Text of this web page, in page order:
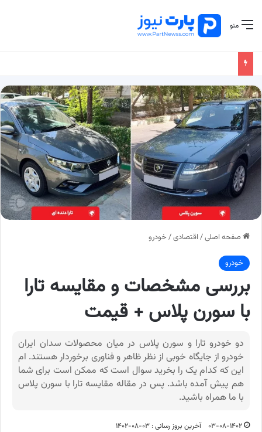
منو
صفحه اصلی/ اقتصادی/ خودرو
خودرو
بررسی مشخصات و مقایسه تارا
با سورن پلاس + قیمت
دو خودرو تارا و سورن پلاس در میان محصولات سدان ایران
خودرو از جایگاه خوبی از نظر ظاهر و فناوری برخوردار هستند. ام
این که کدام یک را بخرید سوال است که ممکن است برای شما
هم پیش آمده باشد. پس در مقاله مقایسه تارا با سورن پلاس
با ما همراه باشید.
۰۳-۰۸-۱۴۰۲
آخرین بروز رسانی : ۰۳-۰۸-۱۴۰۲